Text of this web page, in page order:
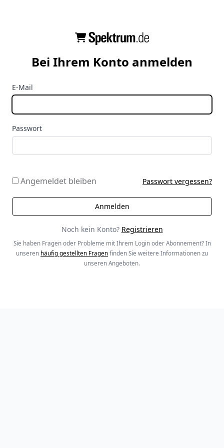
Bei Ihrem Konto anmelden
E-Mail
Passwort
Angemeldet bleiben Passwort vergessen?
Noch kein Konto? Registrieren
Sie haben Fragen oder Probleme mit Ihrem Login oder Abonnement? In
unseren häufig gestellten Fragen finden Sie weitere Informationen zu
unseren Angeboten.